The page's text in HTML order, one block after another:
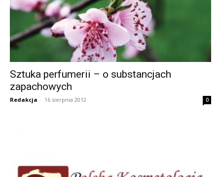
Sztuka perfumerii – o substancjach
zapachowych
Redakcja - 16 sierpnia 2012 0